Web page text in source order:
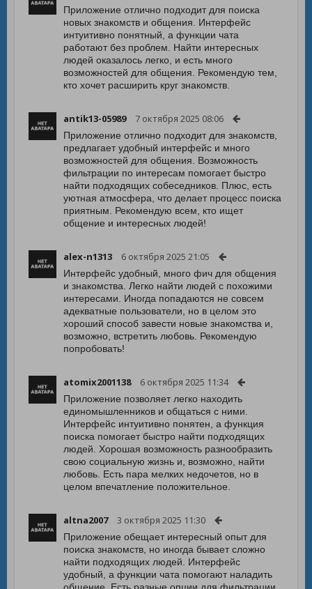
Приложение отлично подходит для поиска
новых знакомств и общения. Интерфейс
интуитивно понятный, а функции чата
работают без проблем. Найти интересных
людей оказалось легко, и есть много
возможностей для общения. Рекомендую тем,
кто хочет расширить круг знакомств.
antik13-05989 7 октября 2025 08:06
Приложение отлично подходит для знакомств,
предлагает удобный интерфейс и много
возможностей для общения. Возможность
фильтрации по интересам помогает быстро
найти подходящих собеседников. Плюс, есть
уютная атмосфера, что делает процесс поиска
приятным. Рекомендую всем, кто ищет
общение и интересных людей!
alex-n1313 6 октября 2025 21:05
Интерфейс удобный, много фич для общения
и знакомства. Легко найти людей с похожими
интересами. Иногда попадаются не совсем
адекватные пользователи, но в целом это
хороший способ завести новые знакомства и,
возможно, встретить любовь. Рекомендую
попробовать!
atomix2001138 6 октября 2025 11:34
Приложение позволяет легко находить
единомышленников и общаться с ними.
Интерфейс интуитивно понятен, а функция
поиска помогает быстро найти подходящих
людей. Хорошая возможность разнообразить
свою социальную жизнь и, возможно, найти
любовь. Есть пара мелких недочетов, но в
целом впечатление положительное.
altna2007 3 октября 2025 11:30
Приложение обещает интересный опыт для
поиска знакомств, но иногда бывает сложно
найти подходящих людей. Интерфейс
удобный, а функции чата помогают наладить